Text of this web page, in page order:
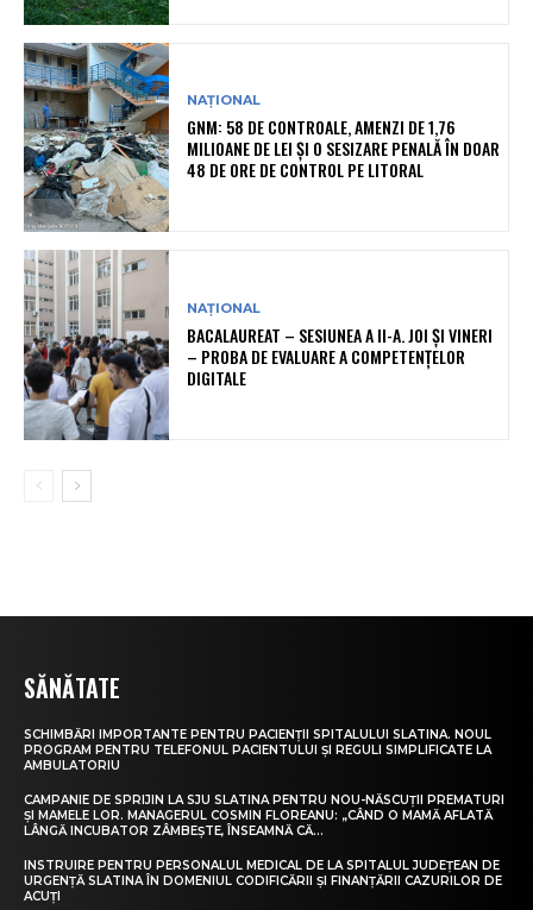
NAȚIONAL
GNM: 58 DE CONTROALE, AMENZI DE 1,76
MILIOANE DE LEI ȘI O SESIZARE PENALĂ ÎN DOAR
48 DE ORE DE CONTROL PE LITORAL
NAȚIONAL
BACALAUREAT – SESIUNEA A II-A. JOI ȘI VINERI
– PROBA DE EVALUARE A COMPETENȚELOR
DIGITALE
SĂNĂTATE
SCHIMBĂRI IMPORTANTE PENTRU PACIENȚII SPITALULUI SLATINA. NOUL
PROGRAM PENTRU TELEFONUL PACIENTULUI ȘI REGULI SIMPLIFICATE LA
AMBULATORIU
CAMPANIE DE SPRIJIN LA SJU SLATINA PENTRU NOU-NĂSCUȚII PREMATURI
ȘI MAMELE LOR. MANAGERUL COSMIN FLOREANU: „CÂND O MAMĂ AFLATĂ
LÂNGĂ INCUBATOR ZÂMBEȘTE, ÎNSEAMNĂ CĂ...
INSTRUIRE PENTRU PERSONALUL MEDICAL DE LA SPITALUL JUDEȚEAN DE
URGENȚĂ SLATINA ÎN DOMENIUL CODIFICĂRII ȘI FINANȚĂRII CAZURILOR DE
ACUȚI